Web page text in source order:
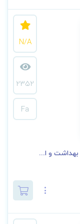
N/A
2352
Fa